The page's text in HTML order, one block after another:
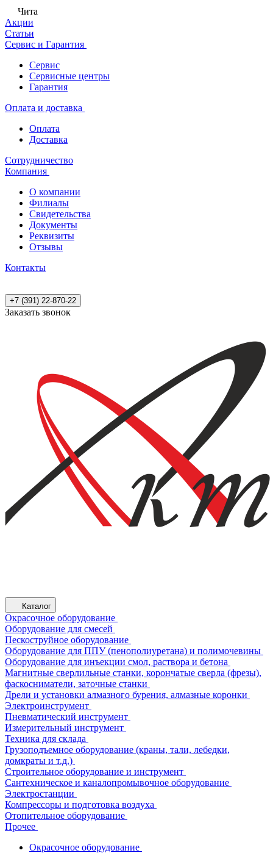
Чита
Акции
Статьи
Сервис и Гарантия
Сервис
Сервисные центры
Гарантия
Оплата и доставка
Оплата
Доставка
Сотрудничество
Компания
О компании
Филиалы
Свидетельства
Документы
Реквизиты
Отзывы
Контакты
+7 (391) 22-870-22
Заказать звонок
Каталог
Окрасочное оборудование
Оборудование для смесей
Пескоструйное оборудование
Оборудование для ППУ (пенополиуретана) и полимочевины
Оборудование для инъекции смол, раствора и бетона
Магнитные сверлильные станки, корончатые сверла (фрезы),
фаскосниматели, заточные станки
Дрели и установки алмазного бурения, алмазные коронки
Электроинструмент
Пневматический инструмент
Измерительный инструмент
Техника для склада
Грузоподъемное оборудование (краны, тали, лебедки,
домкраты и т.д.)
Строительное оборудование и инструмент
Сантехническое и каналопромывочное оборудование
Электростанции
Компрессоры и подготовка воздуха
Отопительное оборудование
Прочее
Окрасочное оборудование